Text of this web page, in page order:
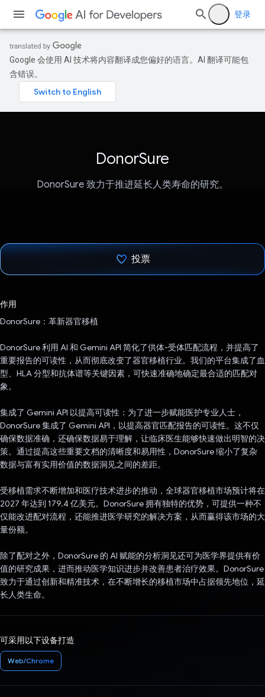
登录
Google 会使用 AI 技术将内容翻译成您偏好的语言。AI 翻译可能包
含错误。
DonorSure
DonorSure 致力于推进延长人类寿命的研究。
投票
作用
DonorSure：革新器官移植
DonorSure 利用 AI 和 Gemini API 简化了供体-受体匹配流程，并提高了
重要报告的可读性，从而彻底改变了器官移植行业。我们的平台集成了血
型、HLA 分型和抗体谱等关键因素，可快速准确地确定最合适的匹配对
象。
集成了 Gemini API 以提高可读性：为了进一步赋能医护专业人士，
DonorSure 集成了 Gemini API，以提高器官匹配报告的可读性。这不仅
确保数据准确，还确保数据易于理解，让临床医生能够快速做出明智的决
策。通过提高这些重要文档的清晰度和易用性，DonorSure 缩小了复杂
数据与富有实用价值的数据洞见之间的差距。
受移植需求不断增加和医疗技术进步的推动，全球器官移植市场预计将在
2027 年达到 179.4 亿美元。DonorSure 拥有独特的优势，可提供一种不
仅能改进配对流程，还能推进医学研究的解决方案，从而赢得该市场的大
量份额。
除了配对之外，DonorSure 的 AI 赋能的分析洞见还可为医学界提供有价
值的研究成果，进而推动医学知识进步并改善患者治疗效果。DonorSure
致力于通过创新和精准技术，在不断增长的移植市场中占据领先地位，延
长人类生命。
可采用以下设备打造
Web/Chrome